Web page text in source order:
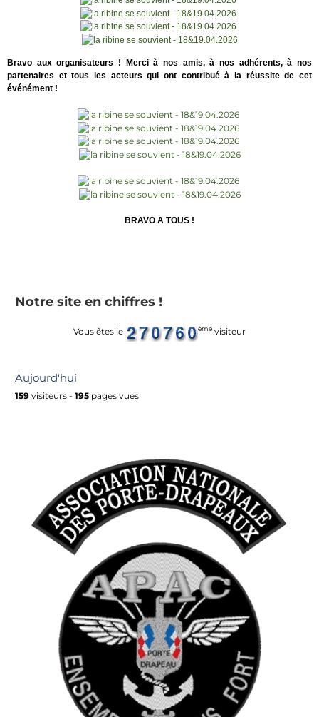
Bravo aux organisateurs ! Merci à nos amis, à nos adhérents, à nos
partenaires et tous les acteurs qui ont contribué à la réussite de cet
événément !
BRAVO A TOUS !
Notre site en chiffres !
Vous êtes le ème visiteur
Aujourd'hui
159 visiteurs - 195 pages vues